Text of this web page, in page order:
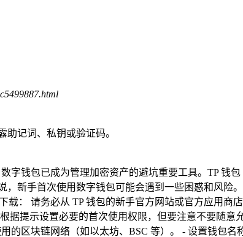
记词、私钥或验证码。
钱包已成为管理加密资产的避坑重要工具。TP 钱
新手首次使用数字钱包可能会遇到一些困惑和风险
： 请务必从 TP 钱包的新手官方网站或官方应用商
据提示设置必要的首次使用权限，但要注意不要随
的区块链网络（如以太坊、BSC 等）。 - 设置钱包